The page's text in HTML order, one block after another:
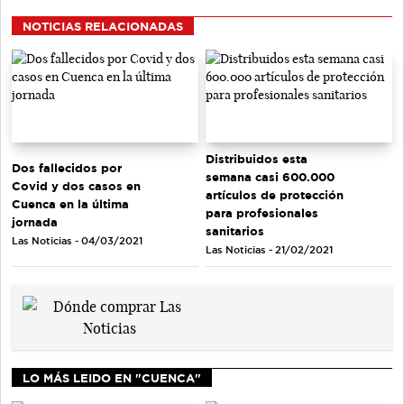
NOTICIAS RELACIONADAS
Dos fallecidos por
Covid y dos casos en
Cuenca en la última
jornada
Las Noticias - 04/03/2021
Distribuidos esta
semana casi 600.000
artículos de protección
para profesionales
sanitarios
Las Noticias - 21/02/2021
LO MÁS LEIDO EN "CUENCA"